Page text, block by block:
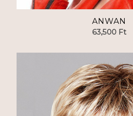
ANWAN
63,500 Ft